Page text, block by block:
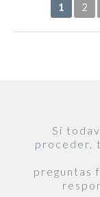
1 2
Si
proceder,
preguntas